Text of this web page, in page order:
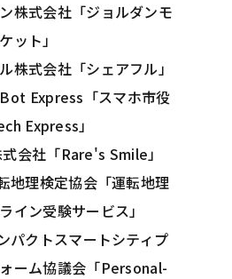
株式会社「ジョルダンモ
ット」
株式会社「シェアフル」
Express「スマホ市役
Express」
会社「Rare's Smile」
地理検定協会「運転地理
イン受験サービス」
パクトスマートシティプ
ーム協議会「Personal-